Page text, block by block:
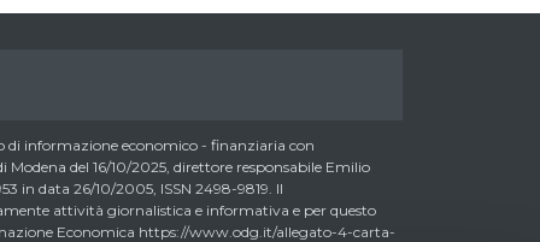
informazione economico - finanziaria con
del 16/10/2025, direttore responsabile Emilio
in data 26/10/2005, ISSN 2498-9819. Il
attività giornalistica e informativa e per questo
Economica https://www.odg.it/allegato-4-carta-